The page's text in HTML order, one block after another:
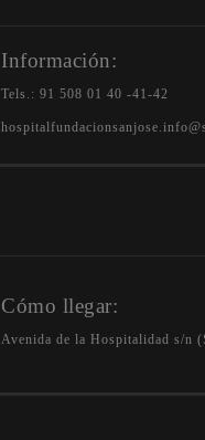
Información:
Tels.: 91 508 01 40 -41-42
Cómo llegar:
Avenida de la Hospitalidad s/n